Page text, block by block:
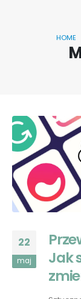
HOME
22
maj
Jak